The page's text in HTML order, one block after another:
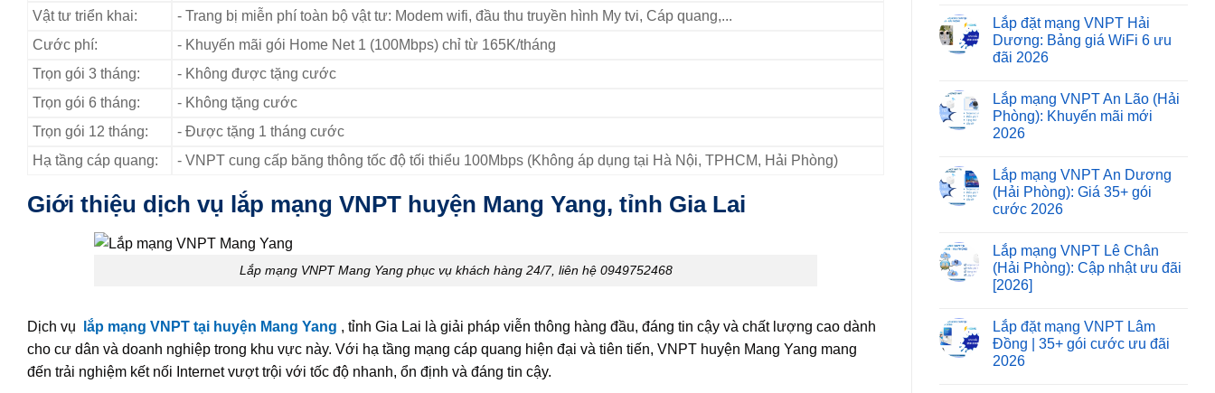
Vật tư triển khai:
- Trang bị miễn phí toàn bộ vật tư: Modem wifi, đầu thu truyền hình My tvi, Cáp quang,...
Cước phí:
- Khuyến mãi gói Home Net 1 (100Mbps) chỉ từ 165K/tháng
Trọn gói 3 tháng:
- Không được tặng cước
Trọn gói 6 tháng:
- Không tặng cước
Trọn gói 12 tháng:
- Được tặng 1 tháng cước
Hạ tầng cáp quang:
- VNPT cung cấp băng thông tốc độ tối thiểu 100Mbps (Không áp dụng tại Hà Nội, TPHCM, Hải Phòng)
Giới thiệu dịch vụ lắp mạng VNPT huyện Mang Yang, tỉnh Gia Lai
Lắp mạng VNPT Mang Yang phục vụ khách hàng 24/7, liên hệ 0949752468
Dịch vụ lắp mạng VNPT tại huyện Mang Yang , tỉnh Gia Lai là giải pháp viễn thông hàng đầu, đáng tin cậy và chất lượng cao dành
cho cư dân và doanh nghiệp trong khu vực này. Với hạ tầng mạng cáp quang hiện đại và tiên tiến, VNPT huyện Mang Yang mang
đến trải nghiệm kết nối Internet vượt trội với tốc độ nhanh, ổn định và đáng tin cậy.
Lắp đặt mạng VNPT Hải
Dương: Bảng giá WiFi 6 ưu
đãi 2026
Lắp mạng VNPT An Lão (Hải
Phòng): Khuyến mãi mới
2026
Lắp mạng VNPT An Dương
(Hải Phòng): Giá 35+ gói
cước 2026
Lắp mạng VNPT Lê Chân
(Hải Phòng): Cập nhật ưu đãi
[2026]
Lắp đặt mạng VNPT Lâm
Đồng | 35+ gói cước ưu đãi
2026